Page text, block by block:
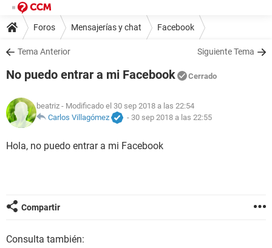
Foros Mensajerías y chat Facebook
Tema Anterior Siguiente Tema
No puedo entrar a mi Facebook Cerrado
beatriz - Modificado el 30 sep 2018 a las 22:54
Carlos Villagómez
- 30 sep 2018 a las 22:55
Hola, no puedo entrar a mi Facebook
Compartir
Consulta también: